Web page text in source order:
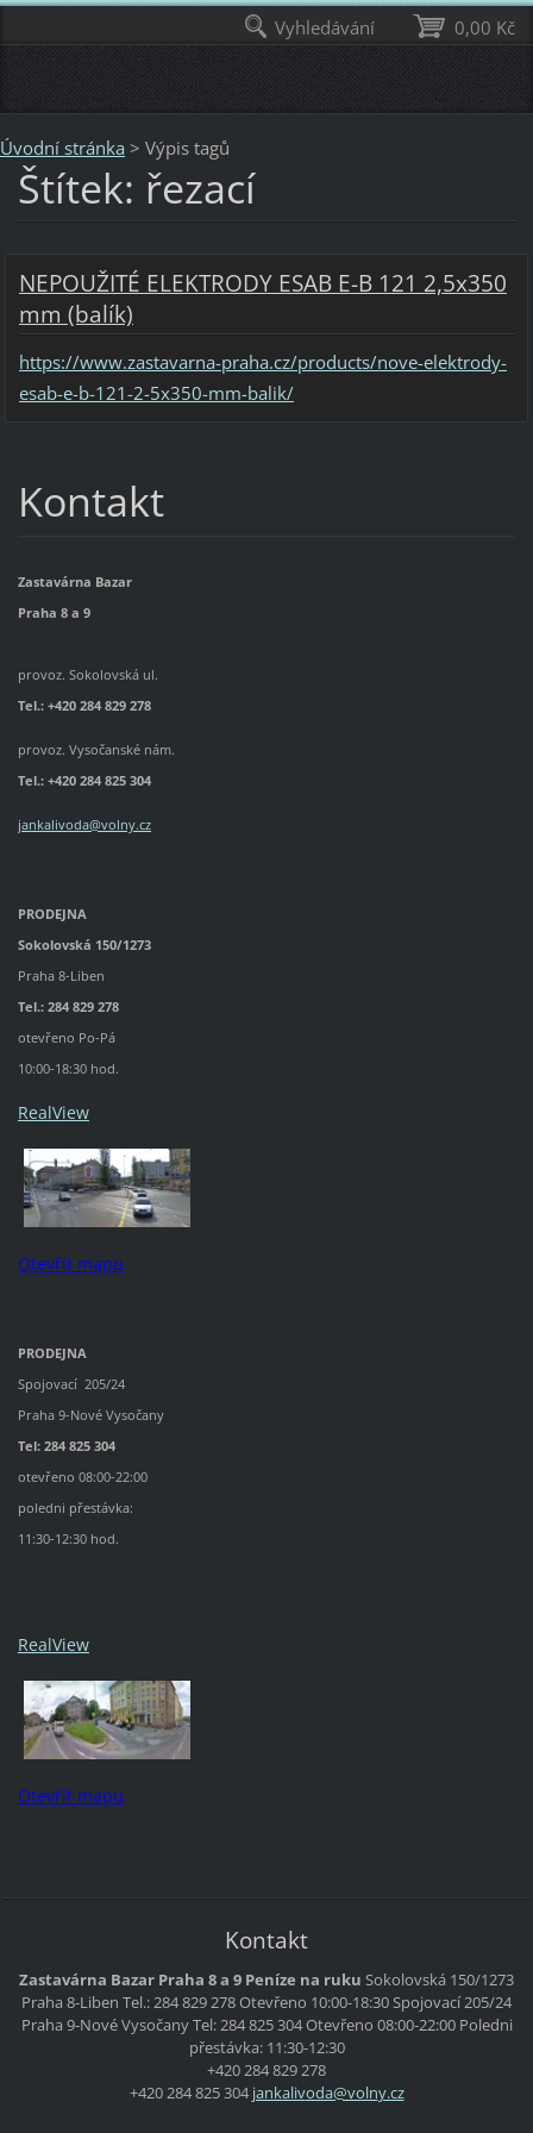
Úvodní stránka > Výpis tagů
Štítek: řezací
NEPOUŽITÉ ELEKTRODY ESAB E-B 121 2,5x350
mm (balík)
https://www.zastavarna-praha.cz/products/nove-elektrody-
esab-e-b-121-2-5x350-mm-balik/
Kontakt
Zastavárna Bazar
Praha 8 a 9
provoz. Sokolovská ul.
Tel.: +420 284 829 278
provoz. Vysočanské nám.
Tel.: +420 284 825 304
jankalivoda@volny.cz
PRODEJNA
Sokolovská 150/1273
Praha 8-Liben
Tel.: 284 829 278
otevřeno Po-Pá
10:00-18:30 hod.
RealView
Otevřít mapu
PRODEJNA
Spojovací 205/24
Praha 9-Nové Vysočany
Tel: 284 825 304
otevřeno 08:00-22:00
poledni přestávka:
11:30-12:30 hod.
RealView
Otevřít mapu
Kontakt
Zastavárna Bazar Praha 8 a 9 Peníze na ruku Sokolovská 150/1273
Praha 8-Liben Tel.: 284 829 278Otevřeno 10:00-18:30Spojovací 205/24
Praha 9-Nové VysočanyTel: 284 825 304Otevřeno 08:00-22:00Poledni
přestávka: 11:30-12:30
+420 284 829 278
+420 284 825 304jankalivoda@volny.cz
0,00 Kč
Vyhledávání